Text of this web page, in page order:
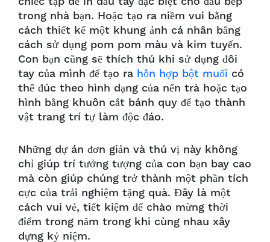
trong nhà bạn. Hoặc tạo ra niềm vui bằng
cách thiết kế một khung ảnh cá nhân bằng
cách sử dụng pom pom màu và kim tuyến.
Con bạn cũng sẽ thích thú khi sử dụng đôi
tay của mình để tạo ra hỗn hợp bột muối có
thể đúc theo hình dạng của nến trà hoặc tạo
hình bằng khuôn cắt bánh quy để tạo thành
vật trang trí tự làm độc đáo.
Những dự án đơn giản và thú vị này không
chỉ giúp trí tưởng tượng của con bạn bay cao
mà còn giúp chúng trở thành một phần tích
cực của trải nghiệm tặng quà. Đây là một
cách vui vẻ, tiết kiệm để chào mừng thời
điểm trong năm trong khi cùng nhau xây
dựng kỷ niệm.